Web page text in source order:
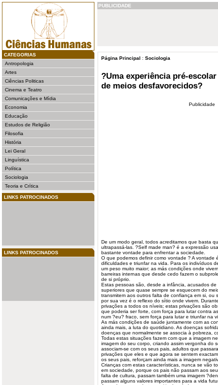
CATEGORIAS
Antropologia
Artes
Ciências Politicas
Cinema e Teatro
Comunicações e Mídia
Economia
Educação
Estudos de Religião
Filosofia
História
Lei Geral
Linguística
Política
Sociologia
Teoria e Crítica
LINKS PATROCINADOS
LINKS PATROCINADOS
PUBLICIDADE
Página Principal : Sociologia
?Uma experiência pré-
de meios desfavorecidos?
Publicidade
De um modo geral, todos acreditamos que basta
ultrapassá-las. ?Self made man? é a expressão
bastante vontade para enfrentar a sociedade.
O que podemos definir como vontade ? A vontade
dificuldades e triunfar na vida . Para os indivíduos
um peso muito maior; as más condições onde
barreiras internas que desde cedo fazem o
de si próprio.
Estas pessoas são, desde a infância, acusados
superiores que quase sempre se esquecem do
transmitem aos outros falta de confiança em si, ou
por sua vez é o reflexo do sítio onde vivem.
privações a todos os níveis; estas privações são
que poderia ser forte, com força para lutar contra
num ?eu? fraco, sem força para lutar e triunfar na
As más condições de saúde juntamente com as
ainda mais, a luta do quotidiano. As doenças
doenças que normalmente se associa à pobreza,
Todas estas situações fazem com que a imagem
imagem do seu corpo, criando assim vergonha do
associam-se com os seus pais , adultos que
privações que eles e que agora se sentem
os seus pais, reforçam ainda mais a imagem
Crianças com estas características, nunca se vão
em sociedade, porque os pais não passam aos
falta de cultura, passam também uma imagem
passam alguns valores importantes para a vida